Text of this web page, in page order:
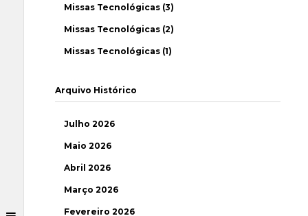
Missas Tecnológicas (3)
Missas Tecnológicas (2)
Missas Tecnológicas (1)
Arquivo Histórico
Julho 2026
Maio 2026
Abril 2026
Março 2026
Fevereiro 2026